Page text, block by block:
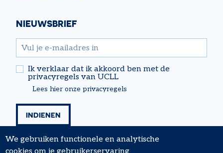
NIEUWSBRIEF
email
Ik verklaar dat ik akkoord ben met de
privacyregels van UCLL
Lees hier onze privacyregels
We gebruiken functionele en analytische